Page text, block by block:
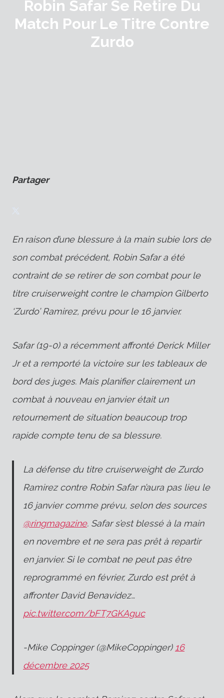
Robin Safar Se Retire Du
Match Pour Le Titre Contre
Zurdo
Partager
En raison d’une blessure à la main subie lors de
son combat précédent, Robin Safar a été
contraint de se retirer de son combat pour le
titre cruiserweight contre le champion Gilberto
‘Zurdo’ Ramirez, prévu pour le 16 janvier.
Safar (19-0) a récemment affronté Derick Miller
Jr et a remporté la victoire sur les tableaux de
bord des juges. Mais planifier clairement un
combat à nouveau en janvier était un
retournement de situation beaucoup trop
rapide compte tenu de sa blessure.
La défense du titre cruiserweight de Zurdo
Ramirez contre Robin Safar n’aura pas lieu le
16 janvier comme prévu, selon des sources
@ringmagazine. Safar s’est blessé à la main
en novembre et ne sera pas prêt à repartir
en janvier. Si le combat ne peut pas être
reprogrammé en février, Zurdo est prêt à
affronter David Benavidez…
pic.twitter.com/bFT7GKAguc
-Mike Coppinger (@MikeCoppinger) 16
décembre 2025